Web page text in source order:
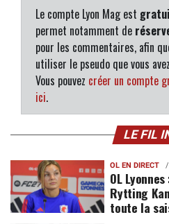
Le compte Lyon Mag est
permet notamment de
pour les commentaires, afin
utiliser le pseudo que vous
Vous pouvez créer un compte
ici.
LE FIL
OL EN DIRECT
OL
Rytting
toute la